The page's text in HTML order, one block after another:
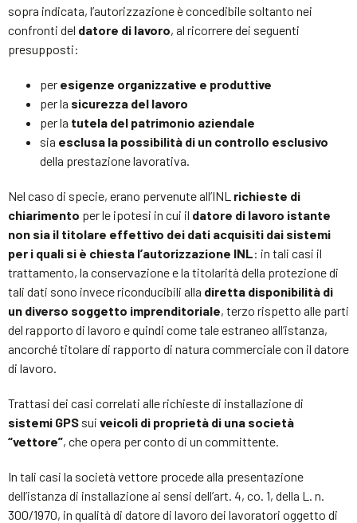
sopra indicata, l’autorizzazione è concedibile soltanto nei
confronti del datore di lavoro, al ricorrere dei seguenti
presupposti:
per esigenze organizzative e produttive
per la sicurezza del lavoro
per la tutela del patrimonio aziendale
sia esclusa la possibilità di un controllo esclusivo
della prestazione lavorativa.
Nel caso di specie, erano pervenute all’INL richieste di
chiarimento per le ipotesi in cui il datore di lavoro istante
non sia il titolare effettivo dei dati acquisiti dai sistemi
per i quali si è chiesta l’autorizzazione INL: in tali casi il
trattamento, la conservazione e la titolarità della protezione di
tali dati sono invece riconducibili alla diretta disponibilità di
un diverso soggetto imprenditoriale, terzo rispetto alle parti
del rapporto di lavoro e quindi come tale estraneo all’istanza,
ancorché titolare di rapporto di natura commerciale con il datore
di lavoro.
Trattasi dei casi correlati alle richieste di installazione di
sistemi GPS sui veicoli di proprietà di una società
“vettore”, che opera per conto di un committente.
In tali casi la società vettore procede alla presentazione
dell’istanza di installazione ai sensi dell’art. 4, co. 1, della L. n.
300/1970, in qualità di datore di lavoro dei lavoratori oggetto di